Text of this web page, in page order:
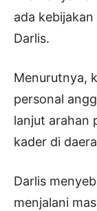
ada
Darlis.
Menurutnya,
personal
lanjut arahan
kader di
Darlis
menjalani